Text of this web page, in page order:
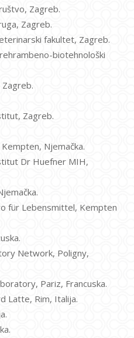
Zagreb.
Zagreb.
fakultet, Zagreb.
biotehnološki
Zagreb.
Njemačka.
Dr Huefner MIH,
für Lebensmittel, Kempten
Network, Poligny,
Pariz, Francuska.
Latte, Rim, Italija.